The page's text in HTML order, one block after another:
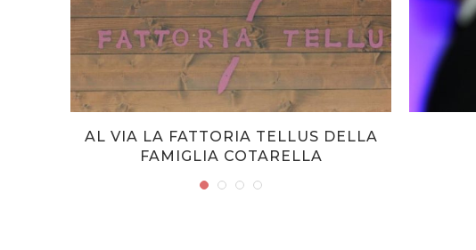
AL VIA LA FATTORIA TELLUS DELLA
FAMIGLIA COTARELLA